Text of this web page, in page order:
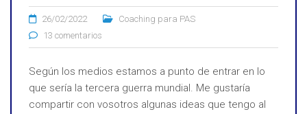
26/02/2022
Coaching para PAS
13 comentarios
Según los medios estamos a punto de entrar en lo
que sería la tercera guerra mundial. Me gustaría
compartir con vosotros algunas ideas que tengo al